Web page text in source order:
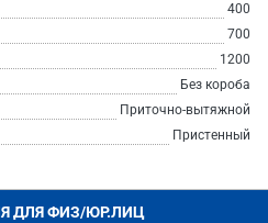
400
700
1200
Без короба
Приточно-вытяжной
Пристенный
ДЛЯ ФИЗ/ЮР.ЛИЦ